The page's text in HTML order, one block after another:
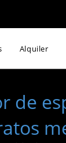
Alquiler
de